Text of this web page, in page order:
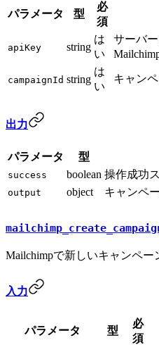
パラメータ 型
必
須
apiKey string
は
い
サーバ
campaignId string
は
い
キャン
出力
パラメータ 型
success boolean 操作成功
output object キャンペ
Mailchimpで新しいキャンペー
入力
パラメータ 型
必
須